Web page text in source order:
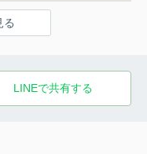
る
LINEで共有する